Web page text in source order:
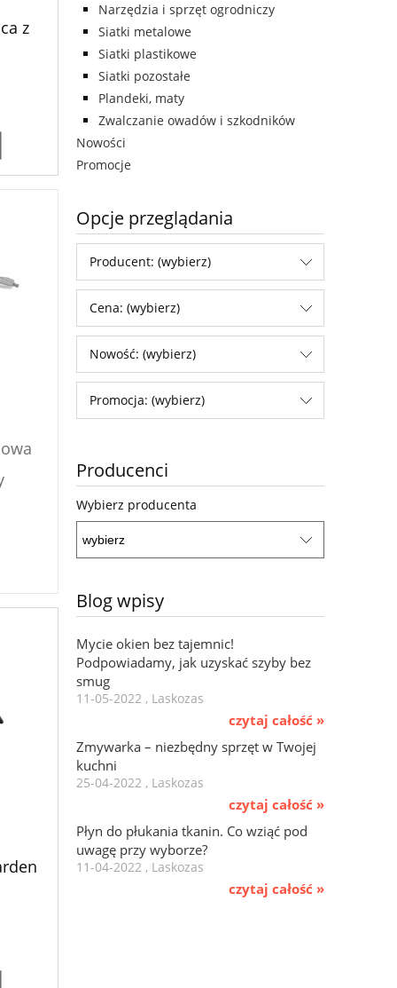
z
Narzędzia i sprzęt ogrodniczy
Siatki metalowe
Siatki plastikowe
Siatki pozostałe
Plandeki, maty
Zwalczanie owadów i szkodników
Nowości
Promocje
Opcje przeglądania
Producent: (wybierz)
Cena: (wybierz)
Nowość: (wybierz)
Promocja: (wybierz)
Producenci
Wybierz producenta
Blog wpisy
Mycie okien bez tajemnic!
Podpowiadamy, jak uzyskać szyby bez
smug
11-05-2022 , Laskozas
czytaj całość »
Zmywarka – niezbędny sprzęt w Twojej
kuchni
25-04-2022 , Laskozas
czytaj całość »
Płyn do płukania tkanin. Co wziąć pod
uwagę przy wyborze?
11-04-2022 , Laskozas
czytaj całość »